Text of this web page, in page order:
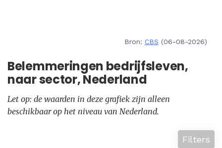
Bron: CBS (06-08-2026)
Belemmeringen bedrijfsleven,
naar sector, Nederland
Let op: de waarden in deze grafiek zijn alleen
beschikbaar op het niveau van Nederland.
Filters